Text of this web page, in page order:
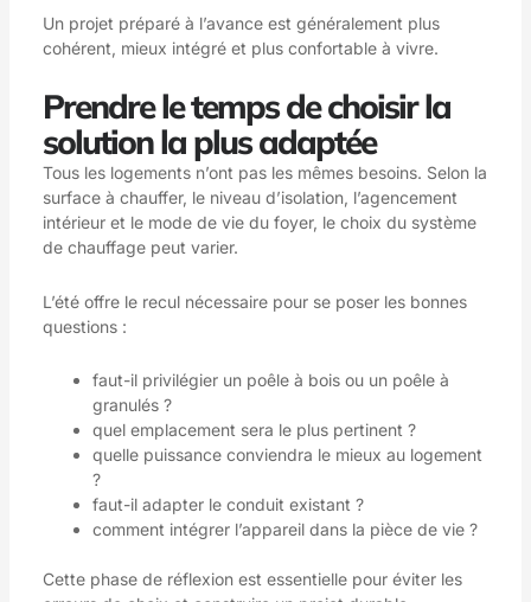
Un projet préparé à l’avance est généralement plus
cohérent, mieux intégré et plus confortable à vivre.
Prendre le temps de choisir la
solution la plus adaptée
Tous les logements n’ont pas les mêmes besoins. Selon la
surface à chauffer, le niveau d’isolation, l’agencement
intérieur et le mode de vie du foyer, le choix du système
de chauffage peut varier.
L’été offre le recul nécessaire pour se poser les bonnes
questions :
faut-il privilégier un poêle à bois ou un poêle à
granulés ?
quel emplacement sera le plus pertinent ?
quelle puissance conviendra le mieux au logement
?
faut-il adapter le conduit existant ?
comment intégrer l’appareil dans la pièce de vie ?
Cette phase de réflexion est essentielle pour éviter les